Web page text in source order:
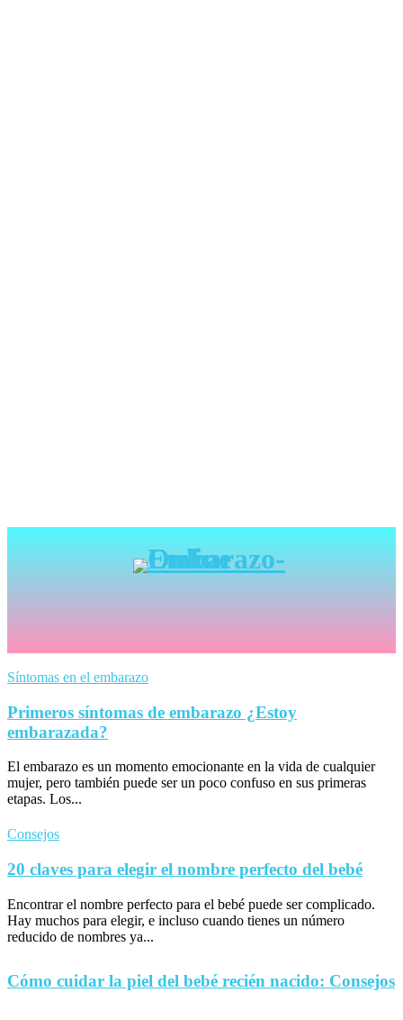
Síntomas en el embarazo
Primeros síntomas de embarazo ¿Estoy
embarazada?
El embarazo es un momento emocionante en la vida de cualquier
mujer, pero también puede ser un poco confuso en sus primeras
etapas. Los...
Consejos
20 claves para elegir el nombre perfecto del bebé
Encontrar el nombre perfecto para el bebé puede ser complicado.
Hay muchos para elegir, e incluso cuando tienes un número
reducido de nombres ya...
Cómo cuidar la piel del bebé recién nacido: Consejos